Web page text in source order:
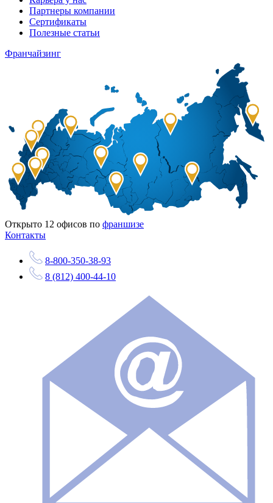
Партнеры компании
Сертификаты
Полезные статьи
Франчайзинг
Открыто 12 офисов по франшизе
Контакты
8-800-350-38-93
8 (812) 400-44-10